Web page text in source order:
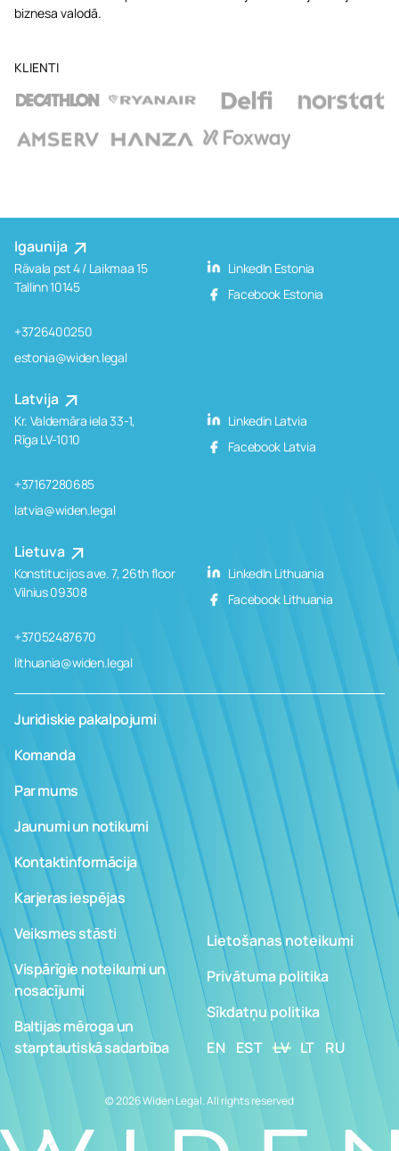
biznesa valodā.
KLIENTI
Igaunija
Rävala pst 4 / Laikmaa 15
Tallinn 10145
+3726400250
estonia@widen.legal
LinkedIn Estonia
Facebook Estonia
Latvija
Kr. Valdemāra iela 33-1,
Rīga LV-1010
+37167280685
latvia@widen.legal
Linkedin Latvia
Facebook Latvia
Lietuva
Konstitucijos ave. 7, 26th floor
Vilnius 09308
+37052487670
lithuania@widen.legal
LinkedIn Lithuania
Facebook Lithuania
Juridiskie pakalpojumi
Komanda
Par mums
Jaunumi un notikumi
Kontaktinformācija
Karjeras iespējas
Veiksmes stāsti
Vispārīgie noteikumi un
nosacījumi
Baltijas mēroga un
starptautiskā sadarbība
Lietošanas noteikumi
Privātuma politika
Sīkdatņu politika
EN EST LV LT RU
© 2026 Widen Legal. All rights reserved